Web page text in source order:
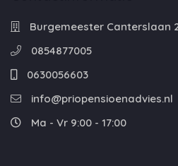
Burgemeester Canterslaan
0854877005
0630056603
info@priopensioenadvies.nl
Ma - Vr 9:00 - 17:00